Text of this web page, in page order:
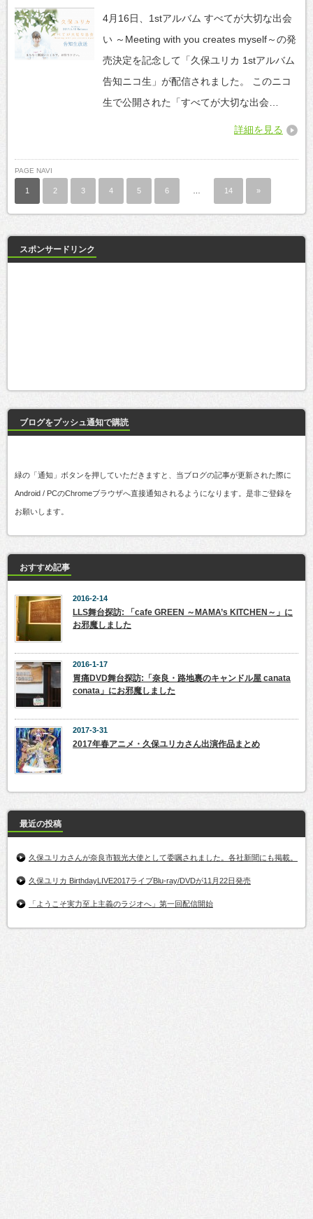
4月16日、1stアルバム すべてが大切な出会
い ～Meeting with you creates myself～の発
売決定を記念して「久保ユリカ 1stアルバム
告知ニコ生」が配信されました。 このニコ
生で公開された「すべてが大切な出会…
詳細を見る
PAGE NAVI
1 2 3 4 5 6 14 »
スポンサードリンク
ブログをプッシュ通知で購読
緑の「通知」ボタンを押していただきますと、当ブログの記事が更新された際に
Android / PCのChromeブラウザへ直接通知されるようになります。是非ご登録を
お願いします。
おすすめ記事
2016-2-14
LLS舞台探訪: 「cafe GREEN ～MAMA’s KITCHEN～」に
お邪魔しました
2016-1-17
胃痛DVD舞台探訪:「奈良・路地裏のキャンドル屋 canata
conata」にお邪魔しました
2017-3-31
2017年春アニメ・久保ユリカさん出演作品まとめ
最近の投稿
久保ユリカさんが奈良市観光大使として委嘱されました。各社新聞にも掲載。
久保ユリカ BirthdayLIVE2017ライブBlu-ray/DVDが11月22日発売
「ようこそ実力至上主義のラジオへ」第一回配信開始